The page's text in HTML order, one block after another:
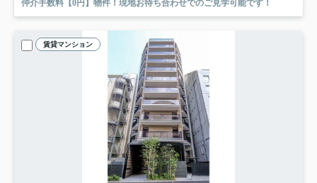
仲介手数料【0円】物件！現地お待ち合わせでのご見学可能です！
賃貸マンション